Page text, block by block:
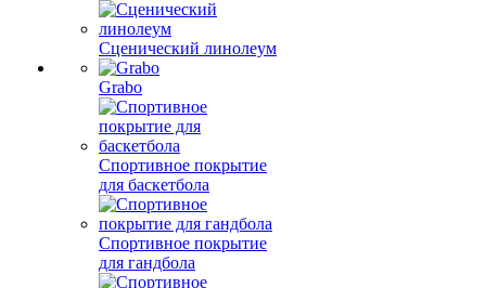
Сценический линолеум
Grabo
Спортивное покрытие
для баскетбола
Спортивное покрытие
для гандбола